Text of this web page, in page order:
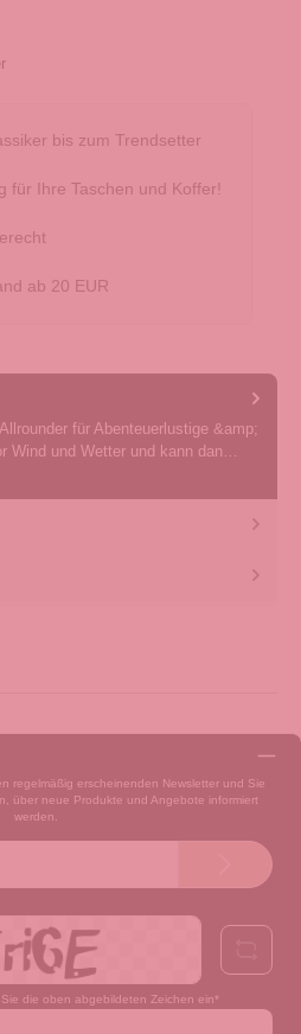
bis zum Trendsetter
für Ihre Taschen und Koffer!
ab 20 EUR
für Abenteuerlustige &amp;
Wind und Wetter und kann dan…
regelmäßig erscheinenden Newsletter und Sie
über neue Produkte und Angebote informiert
werden.
die oben abgebildeten Zeichen ein*